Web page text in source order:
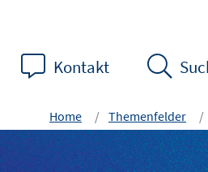
Kontakt
Home Themenfelder